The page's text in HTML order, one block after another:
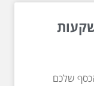
שלכם